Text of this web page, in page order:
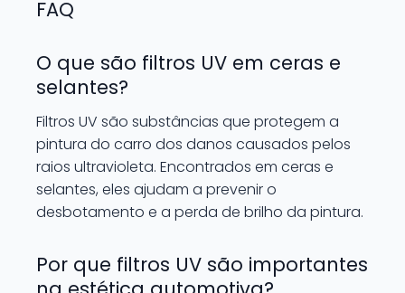
FAQ
O que são filtros UV em ceras e
selantes?
Filtros UV são substâncias que protegem a
pintura do carro dos danos causados pelos
raios ultravioleta. Encontrados em ceras e
selantes, eles ajudam a prevenir o
desbotamento e a perda de brilho da pintura.
Por que filtros UV são importantes